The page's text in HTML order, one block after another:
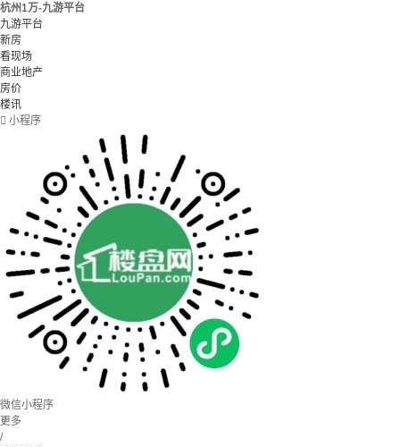
杭州1万-九游平台
九游平台
新房
看现场
商业地产
房价
楼讯
 小程序
微信小程序
更多
/